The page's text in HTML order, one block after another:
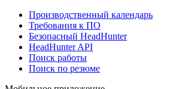
Производственный календарь
Требования к ПО
Безопасный HeadHunter
HeadHunter API
Поиск работы
Поиск по резюме